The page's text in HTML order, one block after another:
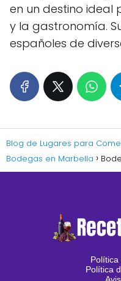
en un destino ideal
y la gastronomía.
españoles de
Blog de Lugares para
Bodegas en Marbella
Política
Política